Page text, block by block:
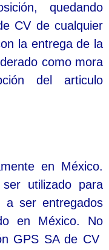
quedando
CV de cualquier
la entrega de la
como mora
del articulo
en México.
utilizado para
a ser entregados
en México. No
GPS SA de CV